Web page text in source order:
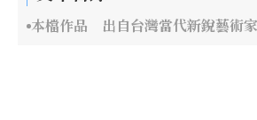
本檔作品 出自台灣當代新銳藝術